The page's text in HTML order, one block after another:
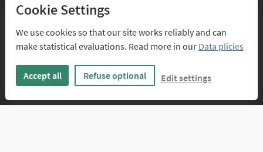
Cookie Settings
We use cookies so that our site works reliably and can
make statistical evaluations. Read more in our Data plicies
Accept all Refuse optional Edit settings